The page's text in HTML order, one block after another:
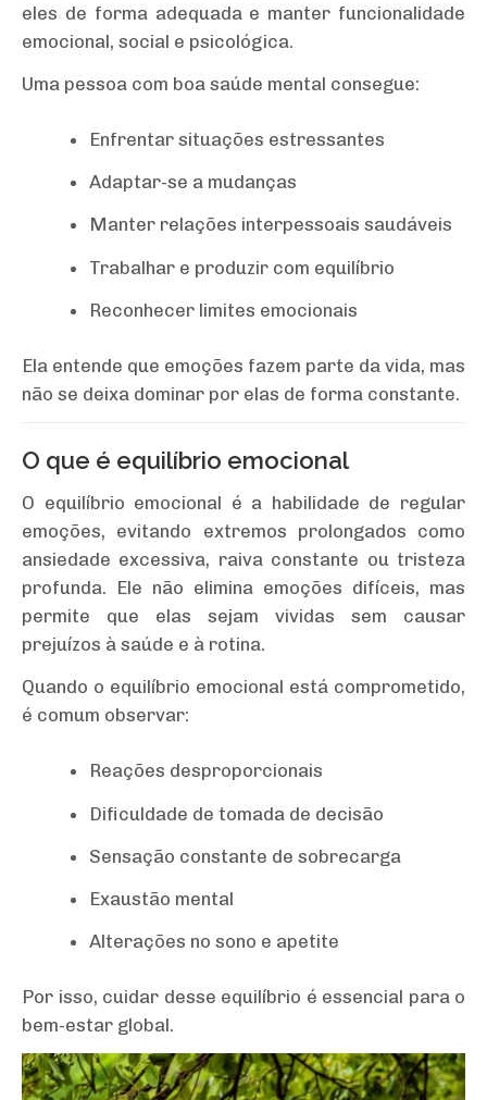
eles de forma adequada e manter funcionalidade
emocional, social e psicológica.
Uma pessoa com boa saúde mental consegue:
Enfrentar situações estressantes
Adaptar-se a mudanças
Manter relações interpessoais saudáveis
Trabalhar e produzir com equilíbrio
Reconhecer limites emocionais
Ela entende que emoções fazem parte da vida, mas
não se deixa dominar por elas de forma constante.
O que é equilíbrio emocional
O equilíbrio emocional é a habilidade de regular
emoções, evitando extremos prolongados como
ansiedade excessiva, raiva constante ou tristeza
profunda. Ele não elimina emoções difíceis, mas
permite que elas sejam vividas sem causar
prejuízos à saúde e à rotina.
Quando o equilíbrio emocional está comprometido,
é comum observar:
Reações desproporcionais
Dificuldade de tomada de decisão
Sensação constante de sobrecarga
Exaustão mental
Alterações no sono e apetite
Por isso, cuidar desse equilíbrio é essencial para o
bem-estar global.